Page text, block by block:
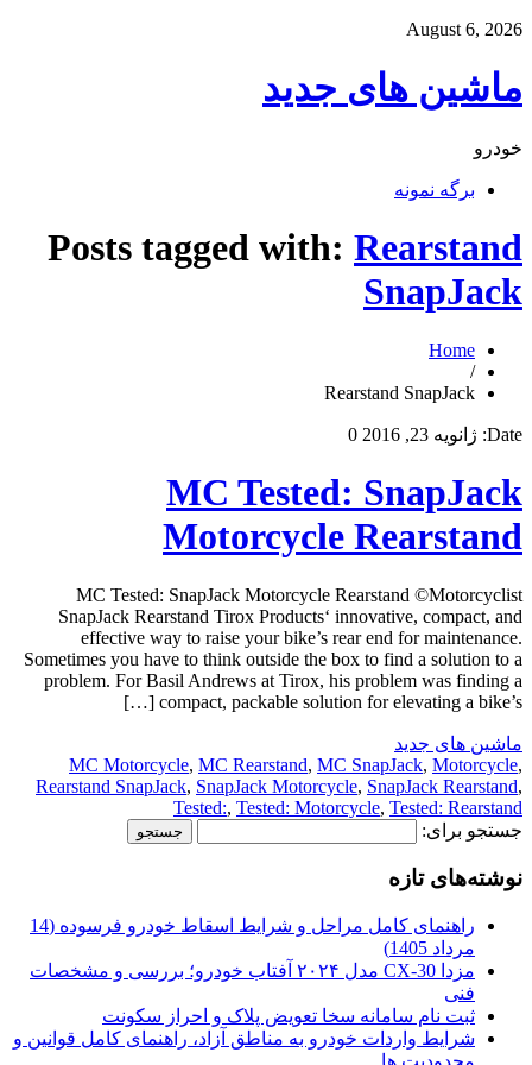
August 6, 2026
ماشین های جدید
خودرو
برگه نمونه
Posts tagged with: Rearstand
SnapJack
Home
/
Rearstand SnapJack
Date: ژانویه 23, 2016 0
MC Tested: SnapJack
Motorcycle Rearstand
MC Tested: SnapJack Motorcycle Rearstand ©Motorcyclist
SnapJack Rearstand Tirox Products‘ innovative, compact, and
effective way to raise your bike’s rear end for maintenance.
Sometimes you have to think outside the box to find a solution to a
problem. For Basil Andrews at Tirox, his problem was finding a
compact, packable solution for elevating a bike’s […]
ماشین های جدید
MC Motorcycle, MC Rearstand, MC SnapJack, Motorcycle,
Rearstand SnapJack, SnapJack Motorcycle, SnapJack Rearstand,
Tested:, Tested: Motorcycle, Tested: Rearstand
جستجو برای:
نوشته‌های تازه
راهنمای کامل مراحل و شرایط اسقاط خودرو فرسوده (14
مرداد 1405)
مزدا CX-30 مدل ۲۰۲۴ آفتاب خودرو؛ بررسی و مشخصات
فنی
ثبت نام سامانه سخا تعویض پلاک و احراز سکونت
شرایط واردات خودرو به مناطق آزاد، راهنمای کامل قوانین و
محدودیت ها